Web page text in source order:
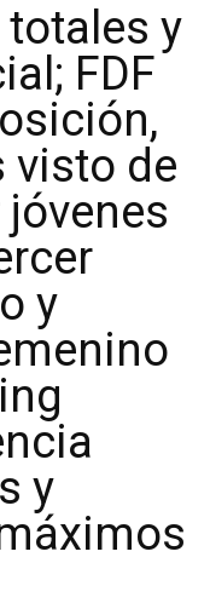
y
FDF
visto de
y
y